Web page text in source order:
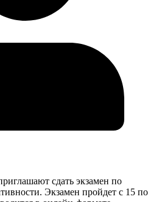
сдать экзамен по
Экзамен пройдет с 15 по